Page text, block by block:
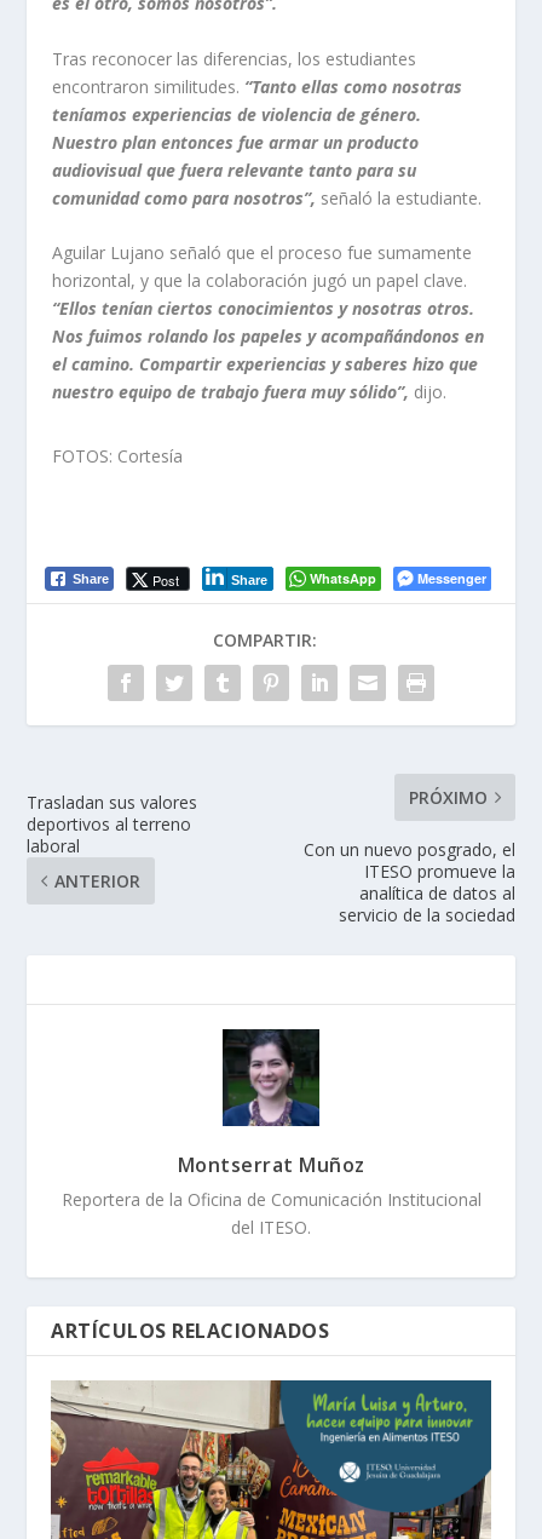
Tras reconocer las diferencias, los estudiantes
encontraron similitudes. “Tanto ellas como nosotras
teníamos experiencias de violencia de género.
Nuestro plan entonces fue armar un producto
audiovisual que fuera relevante tanto para su
comunidad como para nosotros”, señaló la estudiante.
Aguilar Lujano señaló que el proceso fue sumamente
horizontal, y que la colaboración jugó un papel clave.
“Ellos tenían ciertos conocimientos y nosotras otros.
Nos fuimos rolando los papeles y acompañándonos en
el camino. Compartir experiencias y saberes hizo que
nuestro equipo de trabajo fuera muy sólido”, dijo.
FOTOS: Cortesía
Share Post Share WhatsApp Messenger
COMPARTIR:
Trasladan sus valores
deportivos al terreno
laboral
ANTERIOR
PRÓXIMO
Con un nuevo posgrado, el
ITESO promueve la
analítica de datos al
servicio de la sociedad
Montserrat Muñoz
Reportera de la Oficina de Comunicación Institucional
del ITESO.
ARTÍCULOS RELACIONADOS